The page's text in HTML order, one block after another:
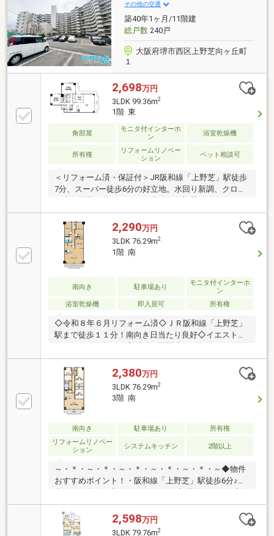
その他の交通
築40年1ヶ月/11階建
総戸数240戸
大阪府堺市西区上野芝向ヶ丘町
１
2,698万円
3LDK 99.36m2
1階 東
角部屋
モニタ付インターホ
ン
浴室乾燥機
所有権
リフォームリノベー
ション
ペット相談可
＜リフォーム済・保証付＞JR阪和線「上野芝」駅徒歩
7分、スーパー徒歩6分の好立地。水回り新調、クロス
ニー付きの3LDKです。ペット相談可（条件付）。
2,290万円
3LDK 76.29m2
1階 南
南向き 駐車場あり
モニタ付インターホ
ン
浴室乾燥機
即入居可 所有権
◇令和８年６月リフォーム済◇ＪＲ阪和線「上野芝」
駅まで徒歩１１分！南向き日当たり良好◇イエストア
件のご紹介ができます◇
2,380万円
3LDK 76.29m2
3階 南
南向き 駐車場あり
所有権
リフォームリノベー
ション
システムキッチン 2階以上
～・＊・～・＊・～・＊・～・＊・～・＊・～◆物件
おすすめポイント！・阪和線「上野芝」駅徒歩6分♪・
リフォーム箇所(2026年8月末完成予定)・キッチン、浴
室、トイレ、壁、床、全室≪周辺環境≫・向丘小学
校…徒歩22分・上野芝中学校…徒歩16分・セブンイレ
2,598万円
3LDK 79.76m2